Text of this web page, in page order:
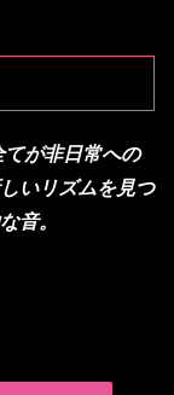
が非日常への
いリズムを見つ
音。